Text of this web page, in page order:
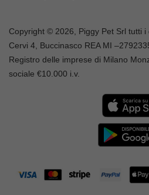
Copyright © 2026, Piggy Pet Srl tutti
Cervi 4, Buccinasco REA MI –
Registro delle imprese di Milano
sociale €10.000 i.v.